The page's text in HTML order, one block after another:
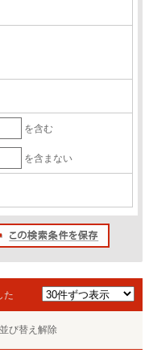
を含む
を含まない
た
並び替え解除